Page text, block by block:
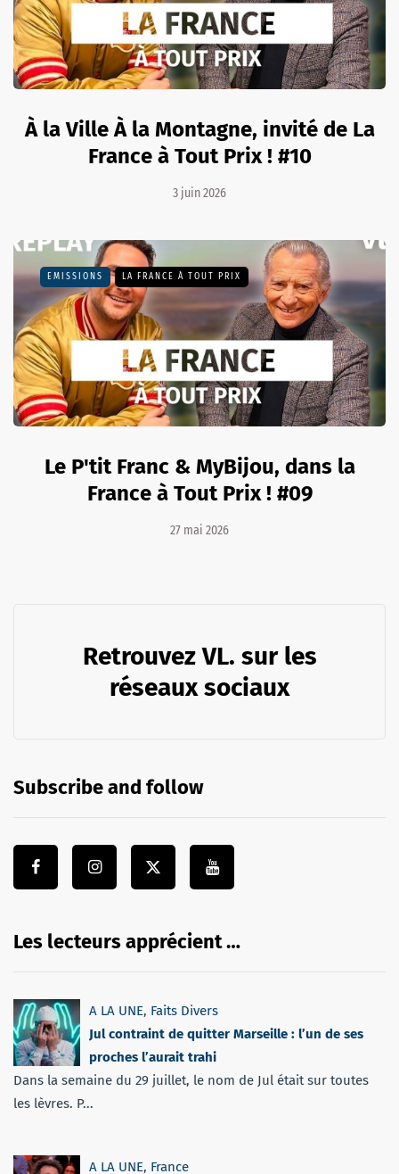
À la Ville À la Montagne, invité de La
France à Tout Prix ! #10
3 juin 2026
EMISSIONS LA FRANCE À TOUT PRIX
Le P'tit Franc & MyBijou, dans la
France à Tout Prix ! #09
27 mai 2026
Retrouvez VL. sur les
réseaux sociaux
Subscribe and follow
Les lecteurs apprécient …
A LA UNE, Faits Divers
Jul contraint de quitter Marseille : l’un de ses
proches l’aurait trahi
Dans la semaine du 29 juillet, le nom de Jul était sur toutes
les lèvres. P...
A LA UNE, France